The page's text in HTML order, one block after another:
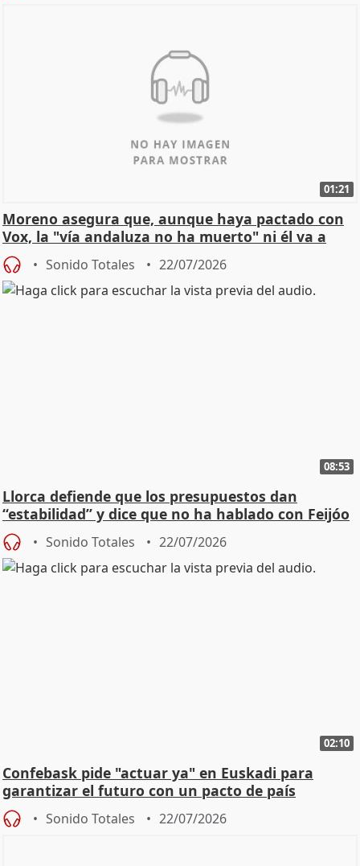
01:21
Moreno asegura que, aunque haya pactado con
Vox, la "vía andaluza no ha muerto" ni él va a
"cambiar"
Sonido Totales 22/07/2026
08:53
Llorca defiende que los presupuestos dan
“estabilidad” y dice que no ha hablado con Feijóo
Sonido Totales 22/07/2026
02:10
Confebask pide "actuar ya" en Euskadi para
garantizar el futuro con un pacto de país
Sonido Totales 22/07/2026